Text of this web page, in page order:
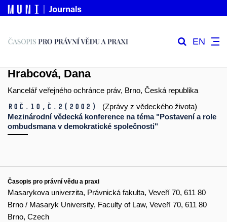
EN
Hrabcová, Dana
Kancelář veřejného ochránce práv, Brno, Česká republika
Roč.10, č.2 (2002)
(Zprávy z vědeckého života)
Mezinárodní vědecká konference na téma "Postavení a role
ombudsmana v demokratické společnosti"
Časopis pro právní vědu a praxi
Masarykova univerzita, Právnická fakulta, Veveří 70, 611 80
Brno / Masaryk University, Faculty of Law, Veveří 70, 611 80
Brno, Czech